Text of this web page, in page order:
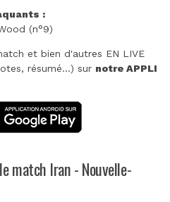
:
(n°9)
et bien d'autres EN LIVE
résumé...) sur notre APPLI
match Iran - Nouvelle-